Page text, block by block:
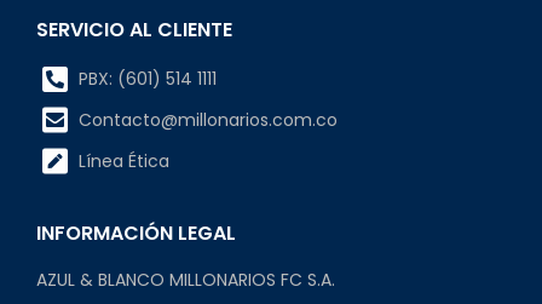
SERVICIO AL CLIENTE
PBX: (601) 514 1111
Contacto@millonarios.com.co
Línea Ética
INFORMACIÓN LEGAL
AZUL & BLANCO MILLONARIOS FC S.A.